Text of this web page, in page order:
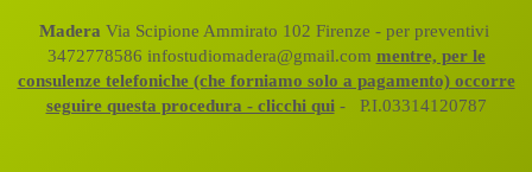
Madera Via Scipione Ammirato 102 Firenze - per preventivi
3472778586 infostudiomadera@gmail.com mentre, per le
consulenze telefoniche (che forniamo solo a pagamento) occorre
seguire questa procedura - clicchi qui - P.I.03314120787